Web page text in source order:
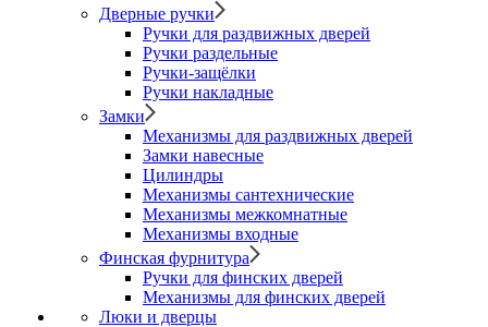
Дверные ручки
Ручки для раздвижных дверей
Ручки раздельные
Ручки-защёлки
Ручки накладные
Замки
Механизмы для раздвижных дверей
Замки навесные
Цилиндры
Механизмы сантехнические
Механизмы межкомнатные
Механизмы входные
Финская фурнитура
Ручки для финских дверей
Механизмы для финских дверей
Люки и дверцы